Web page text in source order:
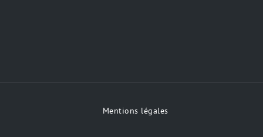
Mentions légales